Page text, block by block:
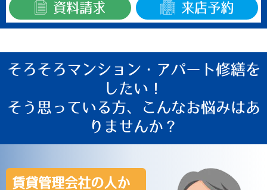
資料請求 来店予約
そろそろマンション・アパート修繕を
したい！
そう思っている方、
こんなお悩みはあ
りませんか？
賃貸管理会社の人か